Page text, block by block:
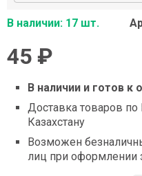
В наличии: 17 шт.
45 ₽
В наличии и готов к
Доставка товаров по
Казахстану
Возможен
лиц при оформлении